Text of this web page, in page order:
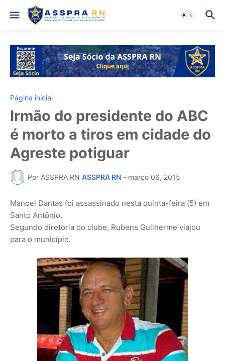
Página inicial
Irmão do presidente do ABC
é morto a tiros em cidade do
Agreste potiguar
Por ASSPRA RN ASSPRA RN - março 06, 2015
Manoel Dantas foi assassinado nesta quinta-feira (5) em
Santo Antônio.
Segundo diretoria do clube, Rubens Guilherme viajou
para o município.